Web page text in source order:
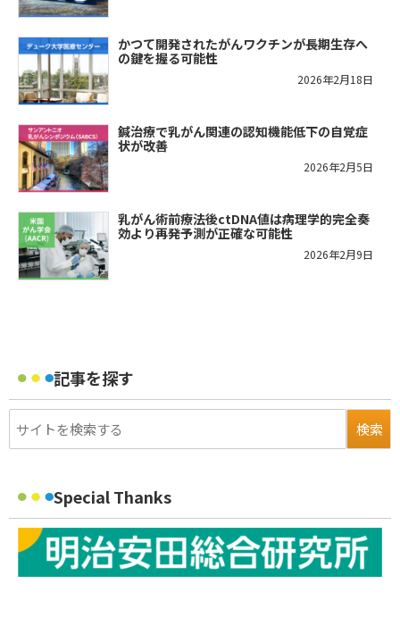
かつて開発されたがんワクチンが長期生存へ
の鍵を握る可能性
2026年2月18日
鍼治療で乳がん関連の認知機能低下の自覚症
状が改善
2026年2月5日
乳がん術前療法後ctDNA値は病理学的完全奏
効より再発予測が正確な可能性
2026年2月9日
記事を探す
Special Thanks